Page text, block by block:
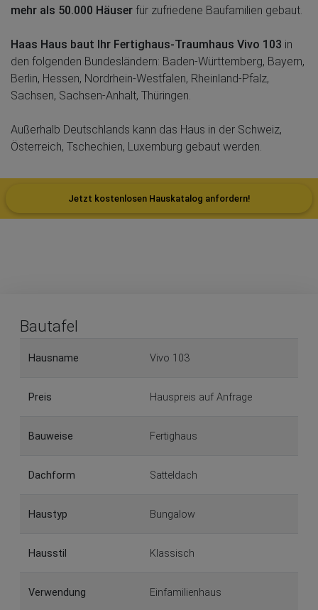
mehr als 50.000 Häuser für zufriedene Baufamilien gebaut.
Haas Haus baut Ihr Fertighaus-Traumhaus Vivo 103 in
den folgenden Bundesländern: Baden-Württemberg, Bayern,
Berlin, Hessen, Nordrhein-Westfalen, Rheinland-Pfalz,
Sachsen, Sachsen-Anhalt, Thüringen.
Außerhalb Deutschlands kann das Haus in der Schweiz,
Österreich, Tschechien, Luxemburg gebaut werden.
Jetzt kostenlosen Hauskatalog anfordern!
Bautafel
Hausname Vivo 103
Preis Hauspreis auf Anfrage
Bauweise Fertighaus
Dachform Satteldach
Haustyp Bungalow
Hausstil Klassisch
Verwendung Einfamilienhaus